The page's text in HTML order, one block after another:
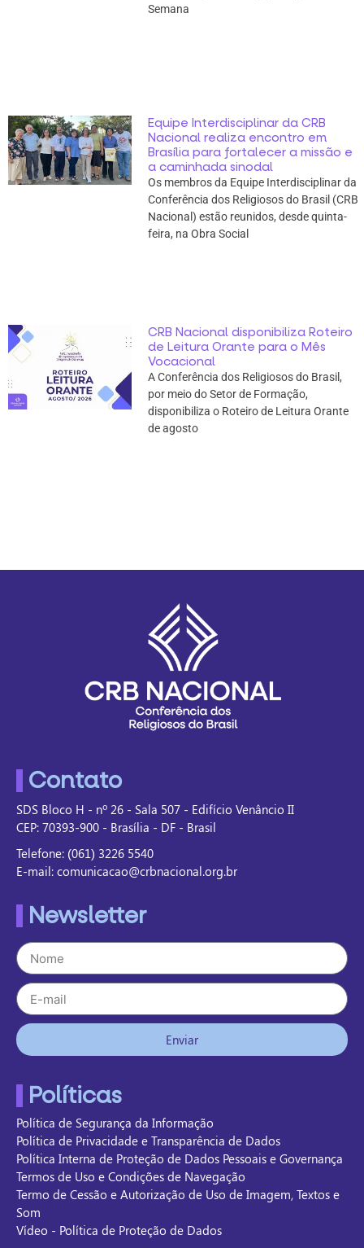
Semana
Equipe Interdisciplinar da CRB
Nacional realiza encontro em
Brasília para fortalecer a missão e
a caminhada sinodal
Os membros da Equipe Interdisciplinar da
Conferência dos Religiosos do Brasil (CRB
Nacional) estão reunidos, desde quinta-
feira, na Obra Social
CRB Nacional disponibiliza Roteiro
de Leitura Orante para o Mês
Vocacional
A Conferência dos Religiosos do Brasil,
por meio do Setor de Formação,
disponibiliza o Roteiro de Leitura Orante
de agosto
Contato
SDS Bloco H - nº 26 - Sala 507 - Edifício Venâncio II
CEP: 70393-900 - Brasília - DF - Brasil
Telefone: (061) 3226 5540
E-mail: comunicacao@crbnacional.org.br
Newsletter
Enviar
Políticas
Política de Segurança da Informação
Política de Privacidade e Transparência de Dados
Política Interna de Proteção de Dados Pessoais e Governança
Termos de Uso e Condições de Navegação
Termo de Cessão e Autorização de Uso de Imagem, Textos e
Som
Vídeo - Política de Proteção de Dados